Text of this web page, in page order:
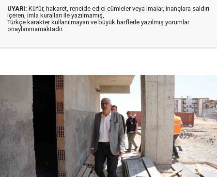
UYARI: Küfür, hakaret, rencide edici cümleler veya imalar, inançlara saldırı
içeren, imla kuralları ile yazılmamış,
Türkçe karakter kullanılmayan ve büyük harflerle yazılmış yorumlar
onaylanmamaktadır.